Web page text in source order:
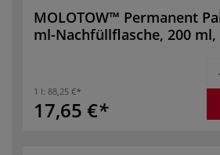
MOLOTOW™ Permanent
ml-Nachfüllflasche, 200
1 l: 88,25 €
17,65 €